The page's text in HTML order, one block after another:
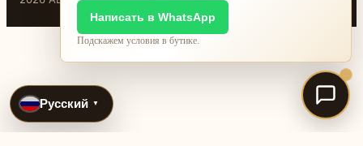
Русский ▼
Написать в WhatsApp
Подскажем условия в бутике.